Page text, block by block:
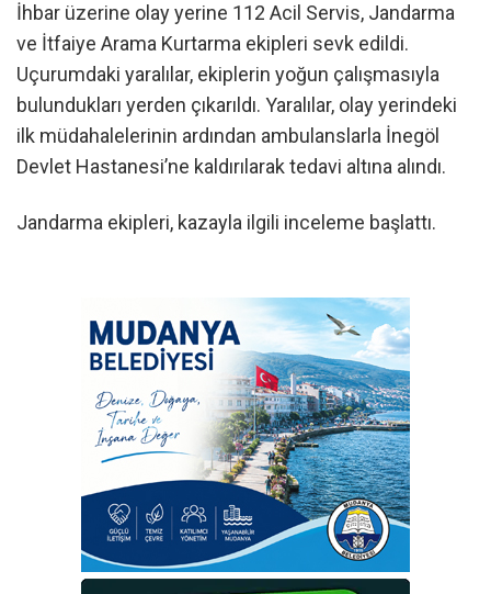
İhbar üzerine olay yerine 112 Acil Servis, Jandarma
ve İtfaiye Arama Kurtarma ekipleri sevk edildi.
Uçurumdaki yaralılar, ekiplerin yoğun çalışmasıyla
bulundukları yerden çıkarıldı. Yaralılar, olay yerindeki
ilk müdahalelerinin ardından ambulanslarla İnegöl
Devlet Hastanesi’ne kaldırılarak tedavi altına alındı.
Jandarma ekipleri, kazayla ilgili inceleme başlattı.